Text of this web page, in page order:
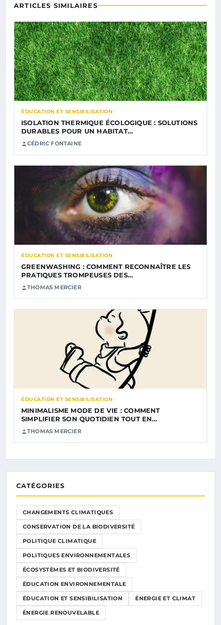
ARTICLES SIMILAIRES
ÉDUCATION ET SENSIBILISATION
ISOLATION THERMIQUE ÉCOLOGIQUE : SOLUTIONS
DURABLES POUR UN HABITAT…
CÉDRIC FONTAINE
ÉDUCATION ET SENSIBILISATION
GREENWASHING : COMMENT RECONNAÎTRE LES
PRATIQUES TROMPEUSES DES…
THOMAS MERCIER
ÉDUCATION ET SENSIBILISATION
MINIMALISME MODE DE VIE : COMMENT
SIMPLIFIER SON QUOTIDIEN TOUT EN…
THOMAS MERCIER
CATÉGORIES
CHANGEMENTS CLIMATIQUES
CONSERVATION DE LA BIODIVERSITÉ
POLITIQUE CLIMATIQUE
POLITIQUES ENVIRONNEMENTALES
ÉCOSYSTÈMES ET BIODIVERSITÉ
ÉDUCATION ENVIRONNEMENTALE
ÉDUCATION ET SENSIBILISATION ÉNERGIE ET CLIMAT
ÉNERGIE RENOUVELABLE